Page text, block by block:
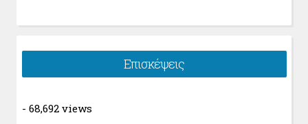
Επισκέψεις
- 68,692 views